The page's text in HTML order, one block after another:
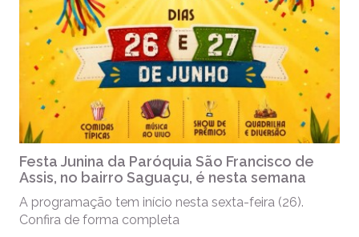
Festa Junina da Paróquia São Francisco de
Assis, no bairro Saguaçu, é nesta semana
A programação tem início nesta sexta-feira (26).
Confira de forma completa